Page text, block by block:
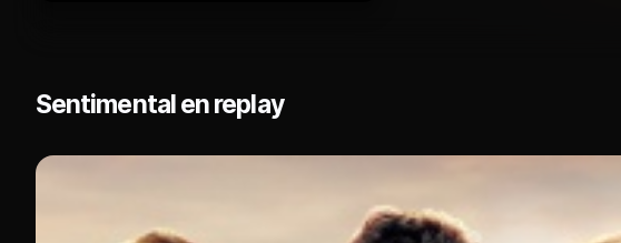
Sentimental en replay